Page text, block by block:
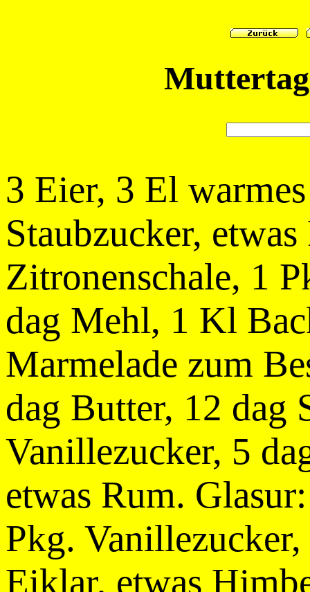
3 Eier, 3 El
Staubzucker,
Zitronenschale, 1
dag Mehl, 1 Kl
Marmelade zum
dag Butter, 12 dag
Vanillezucker, 5
etwas Rum.
Pkg.
Eiklar, etwas